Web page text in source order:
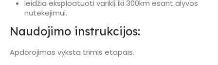
leidžia eksploatuoti variklį iki 300km esant alyvos
nutekejimui.
Naudojimo instrukcijos:
Apdorojimas vyksta trimis etapais.